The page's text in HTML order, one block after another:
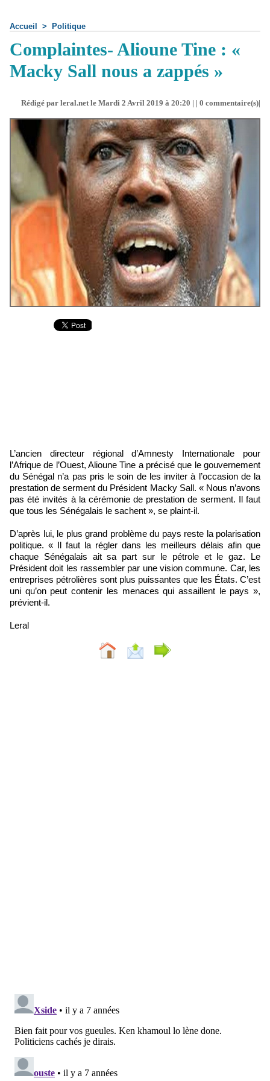
Accueil > Politique
Complaintes- Alioune Tine : «
Macky Sall nous a zappés »
Rédigé par leral.net le Mardi 2 Avril 2019 à 20:20 | | 0 commentaire(s)|
L’ancien directeur régional d’Amnesty Internationale pour
l’Afrique de l’Ouest, Alioune Tine a précisé que le gouvernement
du Sénégal n’a pas pris le soin de les inviter à l’occasion de la
prestation de serment du Président Macky Sall. « Nous n’avons
pas été invités à la cérémonie de prestation de serment. Il faut
que tous les Sénégalais le sachent », se plaint-il.
D’après lui, le plus grand problème du pays reste la polarisation
politique. « Il faut la régler dans les meilleurs délais afin que
chaque Sénégalais ait sa part sur le pétrole et le gaz. Le
Président doit les rassembler par une vision commune. Car, les
entreprises pétrolières sont plus puissantes que les États. C’est
uni qu’on peut contenir les menaces qui assaillent le pays »,
prévient-il.
Leral